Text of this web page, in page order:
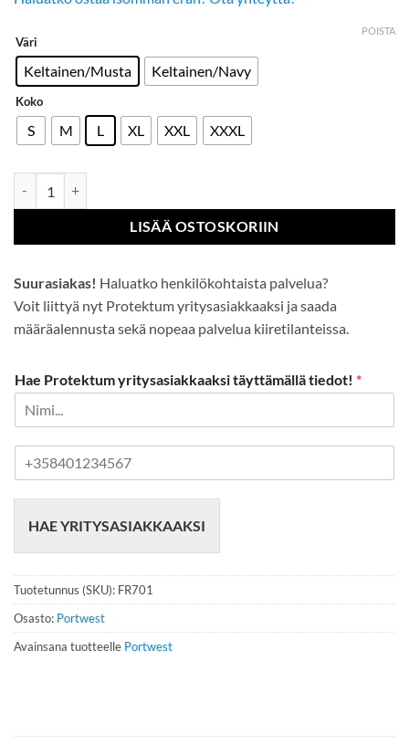
Väri
Keltainen/Musta Keltainen/Navy
Koko
S M L XL XXL XXXL
POISTA
LISÄÄ OSTOSKORIIN
Suurasiakas! Haluatko henkilökohtaista palvelua?
Voit liittyä nyt Protektum yritysasiakkaaksi ja saada
määräalennusta sekä nopeaa palvelua kiiretilanteissa.
Hae Protektum yritysasiakkaaksi täyttämällä tiedot! *
n
u
m
e
r
HAE YRITYSASIAKKAAKSI
Tuotetunnus (SKU): FR701
Osasto: Portwest
Avainsana tuotteelle Portwest